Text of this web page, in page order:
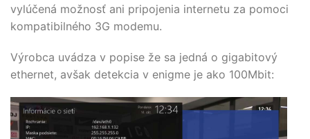
vylúčená možnosť ani pripojenia internetu za pomoci
kompatibilného 3G modemu.
Výrobca uvádza v popise že sa jedná o gigabitový
ethernet, avšak detekcia v enigme je ako 100Mbit: